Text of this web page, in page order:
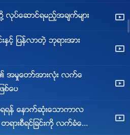
လုပ္ေဆာင္ရမည့္အခ်က္မ်ား
းႏွင့္ ျပန္လာတဲ့ ဘုရားအား
အမႈေတာ္အားလုံး လက္ေ
စ္ေပ
ခံရရန္ ေနာက္ဆုံးေသာကာလ
ရားစီရင္ျခင္းကို လက္ခံေ